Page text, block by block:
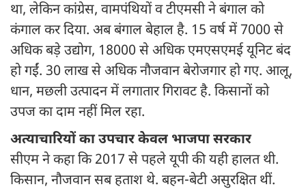
था, लेकिन कांग्रेस, वामपंथियों व टीएमसी ने बंगाल को
कंगाल कर दिया. अब बंगाल बेहाल है. 15 वर्ष में 7000 से
अधिक बड़े उद्योग, 18000 से अधिक एमएसएमई यूनिट बंद
हो गईं. 30 लाख से अधिक नौजवान बेरोजगार हो गए. आलू,
धान, मछली उत्पादन में लगातार गिरावट है. किसानों को
उपज का दाम नहीं मिल रहा.
अत्याचारियों का उपचार केवल भाजपा सरकार
सीएम ने कहा कि 2017 से पहले यूपी की यही हालत थी.
किसान, नौजवान सब हताश थे. बहन-बेटी असुरक्षित थीं.